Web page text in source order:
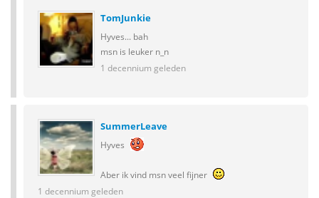
TomJunkie
Hyves... bah
msn is leuker n_n
1 decennium geleden
SummerLeave
Hyves
Aber ik vind msn veel fijner
1 decennium geleden